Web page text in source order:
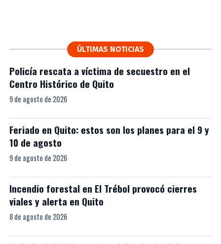
ÚLTIMAS NOTICIAS
Policía rescata a víctima de secuestro en el
Centro Histórico de Quito
9 de agosto de 2026
Feriado en Quito: estos son los planes para el 9 y
10 de agosto
9 de agosto de 2026
Incendio forestal en El Trébol provocó cierres
viales y alerta en Quito
8 de agosto de 2026